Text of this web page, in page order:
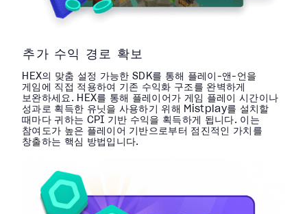
추가 수익 경로 확보
HEX의 맞춤 설정 가능한 SDK를 통해 플레이-앤-언을
게임에 직접 적용하여 기존 수익화 구조를 완벽하게
보완하세요. HEX를 통해 플레이어가 게임 플레이 시간이나
성과로 획득한 유닛을 사용하기 위해 Mistplay를 설치할
때마다 귀하는 CPI 기반 수익을 획득하게 됩니다. 이는
참여도가 높은 플레이어 기반으로부터 점진적인 가치를
창출하는 핵심 방법입니다.